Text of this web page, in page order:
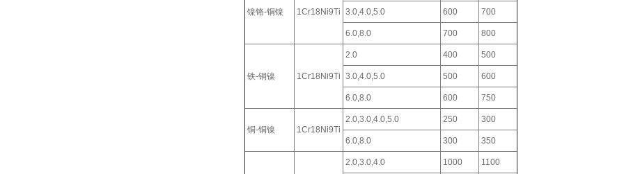
镍铬-铜镍 1Cr18Ni9Ti 3.0,4.0,5.0 600 700
6.0,8.0 700 800
铁-铜镍 1Cr18Ni9Ti
2.0 400 500
3.0,4.0,5.0 500 600
6.0,8.0 600 750
铜-铜镍 1Cr18Ni9Ti
2.0,3.0,4.0,5.0 250 300
6.0,8.0 300 350
2.0,3.0,4.0 1000 1100